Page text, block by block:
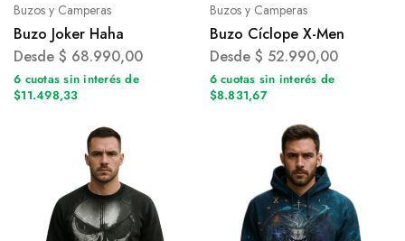
Buzos y Camperas
Buzo Joker Haha
Desde $ 68.990,00
6 cuotas sin interés de
$11.498,33
Buzos y Camperas
Buzo Cíclope X-Men
Desde $ 52.990,00
6 cuotas sin interés de
$8.831,67